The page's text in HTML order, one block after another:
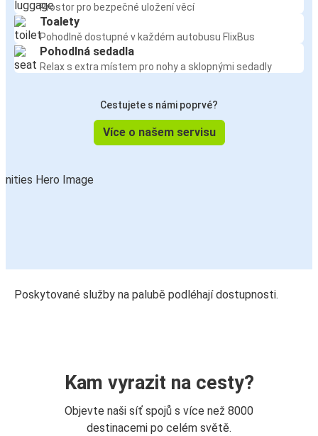
Prostor pro bezpečné uložení věcí
Toalety
Pohodlně dostupné v každém autobusu FlixBus
Pohodlná sedadla
Relax s extra místem pro nohy a sklopnými sedadly
Cestujete s námi poprvé?
Více o našem servisu
Poskytované služby na palubě podléhají dostupnosti.
Kam vyrazit na cesty?
Objevte naši síť spojů s více než 8000
destinacemi po celém světě.